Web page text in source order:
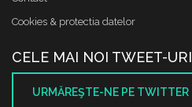
Cookies & protectia datelor
CELE MAI NOI TWEET-URI
URMĂREŞTE-NE PE TWITTER